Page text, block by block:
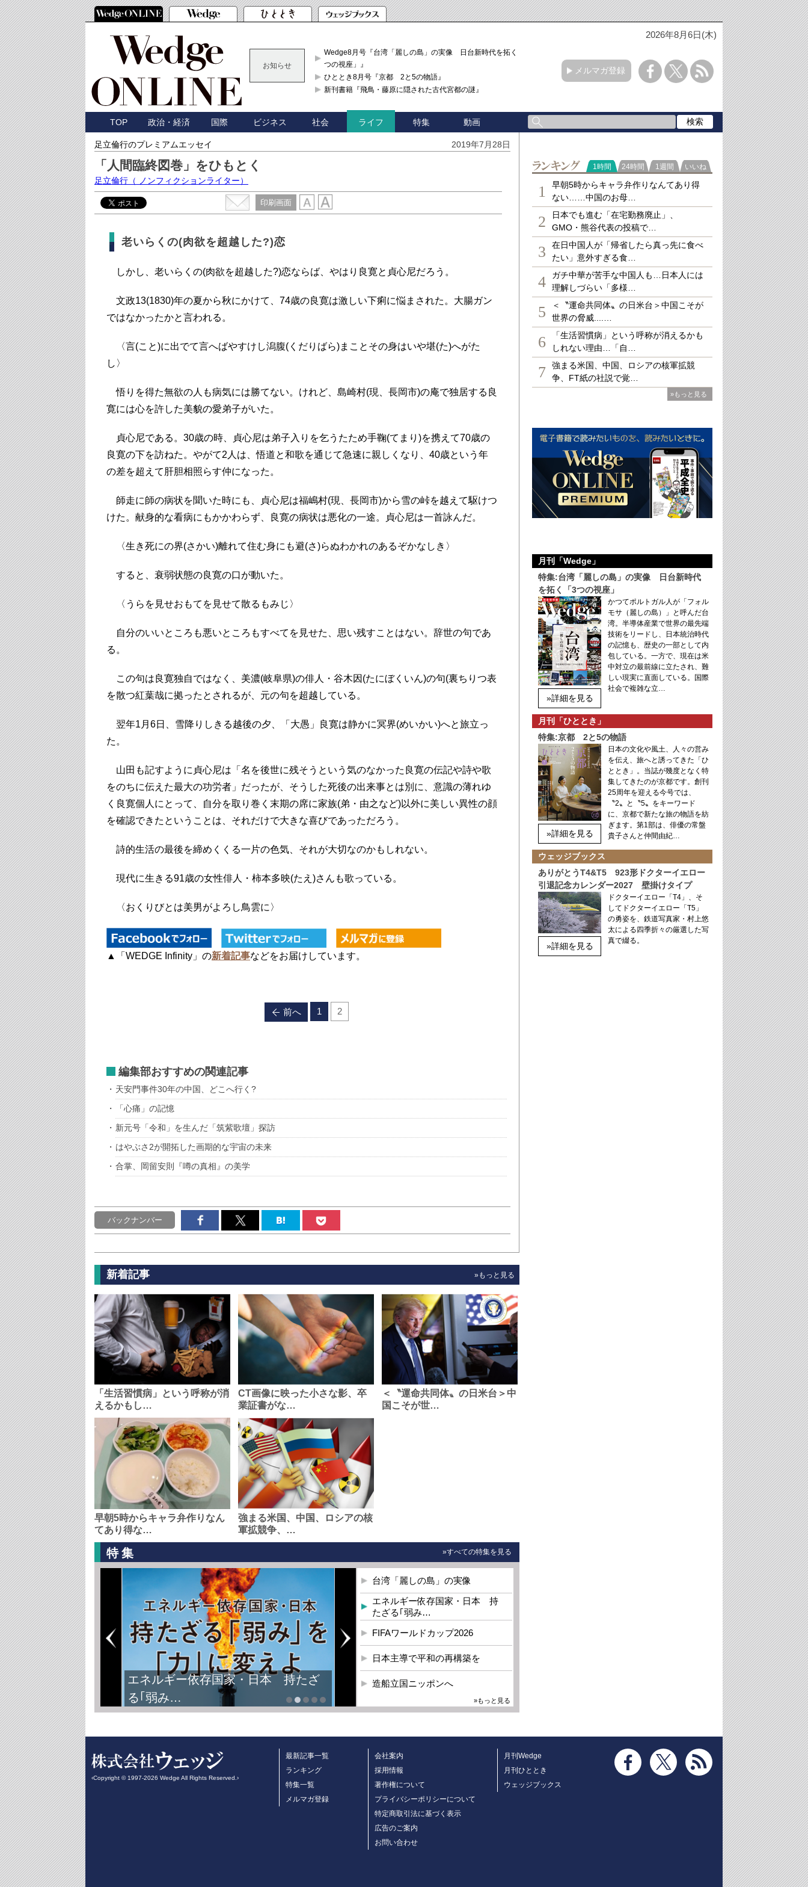
2026年8月6日(木)
お知らせ
Wedge8月号『台湾「麗しの島」の実像 日台新時代を拓く「3
つの視座」』
ひととき8月号『京都 2と5の物語』
新刊書籍『飛鳥・藤原に隠された古代宮都の謎』
メルマガ登録
TOP 政治・経済 国際 ビジネス 社会 ライフ 特集 動画
足立倫行のプレミアムエッセイ 2019年7月28日
「人間臨終図巻」をひもとく
足立倫行 （ ノンフィクションライター）
印刷画面
老いらくの(肉欲を超越した?)恋
しかし、老いらくの(肉欲を超越した?)恋ならば、やはり良寛と貞心尼だろう。
文政13(1830)年の夏から秋にかけて、74歳の良寛は激しい下痢に悩まされた。大腸ガン
ではなかったかと言われる。
〈言(こと)に出でて言へばやすけし潟腹(くだりばら)まことその身はいや堪(た)へがた
し〉
悟りを得た無欲の人も病気には勝てない。けれど、島崎村(現、長岡市)の庵で独居する良
寛には心を許した美貌の愛弟子がいた。
貞心尼である。30歳の時、貞心尼は弟子入りを乞うたため手鞠(てまり)を携えて70歳の
良寛の下を訪ねた。やがて2人は、悟道と和歌を通じて急速に親しくなり、40歳という年
の差を超えて肝胆相照らす仲になった。
師走に師の病状を聞いた時にも、貞心尼は福嶋村(現、長岡市)から雪の峠を越えて駆けつ
けた。献身的な看病にもかかわらず、良寛の病状は悪化の一途。貞心尼は一首詠んだ。
〈生き死にの界(さかい)離れて住む身にも避(さ)らぬわかれのあるぞかなしき〉
すると、衰弱状態の良寛の口が動いた。
〈うらを見せおもてを見せて散るもみじ〉
自分のいいところも悪いところもすべてを見せた、思い残すことはない。辞世の句であ
る。
この句は良寛独自ではなく、美濃(岐阜県)の俳人・谷木因(たにぼくいん)の句(裏ちりつ表
を散つ紅葉哉に拠ったとされるが、元の句を超越している。
翌年1月6日、雪降りしきる越後の夕、「大愚」良寛は静かに冥界(めいかい)へと旅立っ
た。
山田も記すように貞心尼は「名を後世に残そうという気のなかった良寛の伝記や詩や歌
をのちに伝えた最大の功労者」だったが、そうした死後の出来事とは別に、意識の薄れゆ
く良寛個人にとって、自分を取り巻く末期の席に家族(弟・由之など)以外に美しい異性の顔
を確認できたということは、それだけで大きな喜びであっただろう。
詩的生活の最後を締めくくる一片の色気、それが大切なのかもしれない。
現代に生きる91歳の女性俳人・柿本多映(たえ)さんも歌っている。
〈おくりびとは美男がよろし鳥雲に〉
▲「WEDGE Infinity」の新着記事などをお届けしています。
前へ 1 2
編集部おすすめの関連記事
天安門事件30年の中国、どこへ行く?
「心痛」の記憶
新元号「令和」を生んだ「筑紫歌壇」探訪
はやぶさ2が開拓した画期的な宇宙の未来
合掌、岡留安則『噂の真相』の美学
バックナンバー
新着記事 »もっと見る
「生活習慣病」という呼称が消
えるかもし…
CT画像に映った小さな影、卒
業証書がな…
＜〝運命共同体〟の日米台＞中
国こそが世…
早朝5時からキャラ弁作りなん
てあり得な…
強まる米国、中国、ロシアの核
軍拡競争、…
特集 »すべての特集を見る
エネルギー依存国家・日本 持たざ
る｢弱み…
台湾「麗しの島」の実像
エネルギー依存国家・日本 持
たざる｢弱み…
FIFAワールドカップ2026
日本主導で平和の再構築を
造船立国ニッポンへ
»もっと見る
ランキング
1時間 24時間 1週間 いいね
1
早朝5時からキャラ弁作りなんてあり得
ない……中国のお母…
2
日本でも進む「在宅勤務廃止」、
GMO・熊谷代表の投稿で…
3
在日中国人が「帰省したら真っ先に食べ
たい」意外すぎる食…
4
ガチ中華が苦手な中国人も…日本人には
理解しづらい「多様…
5
＜〝運命共同体〟の日米台＞中国こそが
世界の脅威....…
6
「生活習慣病」という呼称が消えるかも
しれない理由…「自…
7
強まる米国、中国、ロシアの核軍拡競
争、FT紙の社説で覚…
»もっと見る
月刊「Wedge」
特集:台湾「麗しの島」の実像 日台新時代
を拓く「3つの視座」
»詳細を見る
かつてポルトガル人が「フォル
モサ（麗しの島）」と呼んだ台
湾。半導体産業で世界の最先端
技術をリードし、日本統治時代
の記憶も、歴史の一部として内
包している。一方で、現在は米
中対立の最前線に立たされ、難
しい現実に直面している。国際
社会で複雑な立…
月刊「ひととき」
特集:京都 2と5の物語
»詳細を見る
日本の文化や風土、人々の営み
を伝え、旅へと誘ってきた「ひ
ととき」。当誌が幾度となく特
集してきたのが京都です。創刊
25周年を迎える今号では、
〝2〟と〝5〟をキーワード
に、京都で新たな旅の物語を紡
ぎます。第1部は、俳優の常盤
貴子さんと仲間由紀…
ウェッジブックス
ありがとうT4&T5 923形ドクターイエロー
引退記念カレンダー2027 壁掛けタイプ
»詳細を見る
ドクターイエロー「T4」、そ
してドクターイエロー「T5」
の勇姿を、鉄道写真家・村上悠
太による四季折々の厳選した写
真で綴る。
‹Copyright © 1997-2026 Wedge All Rights Reserved.›
最新記事一覧
ランキング
特集一覧
メルマガ登録
会社案内
採用情報
著作権について
プライバシーポリシーについて
特定商取引法に基づく表示
広告のご案内
お問い合わせ
月刊Wedge
月刊ひととき
ウェッジブックス